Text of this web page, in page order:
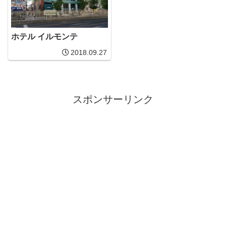
ホテル イルモンテ
2018.09.27
スポンサーリンク